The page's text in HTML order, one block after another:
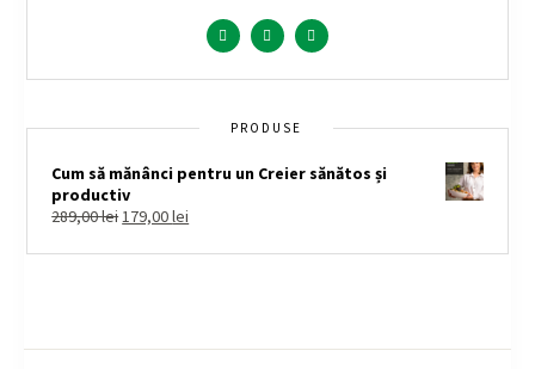
PRODUSE
Cum să mănânci pentru un Creier sănătos și
productiv
289,00lei179,00lei